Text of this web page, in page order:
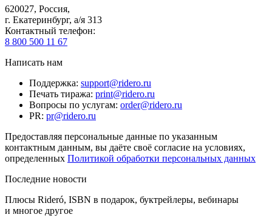
620027, Россия,
г. Екатеринбург, а/я 313
Контактный телефон:
8 800 500 11 67
Написать нам
Поддержка: support@ridero.ru
Печать тиража: print@ridero.ru
Вопросы по услугам: order@ridero.ru
PR: pr@ridero.ru
Предоставляя персональные данные по указанным
контактным данным, вы даёте своё согласие на условиях,
определенных Политикой обработки персональных данных
Последние новости
Плюсы Rideró, ISBN в подарок, буктрейлеры, вебинары
и многое другое